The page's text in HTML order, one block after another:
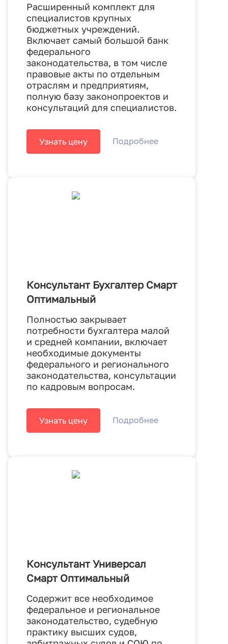
Расширенный комплект для
специалистов крупных
бюджетных учреждений.
Включает самый большой банк
федерального
законодательства, в том числе
правовые акты по отдельным
отраслям и предприятиям,
полную базу законопроектов и
консультаций для специалистов.
Узнать цену Подробнее
Консультант Бухгалтер Смарт
Оптимальный
Полностью закрывает
потребности бухгалтера малой
и средней компании, включает
необходимые документы
федерального и регионального
законодательства, консультации
по кадровым вопросам.
Узнать цену Подробнее
Консультант Универсал
Смарт Оптимальный
Содержит все необходимое
федеральное и региональное
законодательство, судебную
практику высших судов,